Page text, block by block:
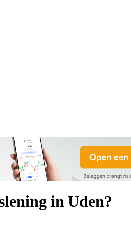
in Uden?